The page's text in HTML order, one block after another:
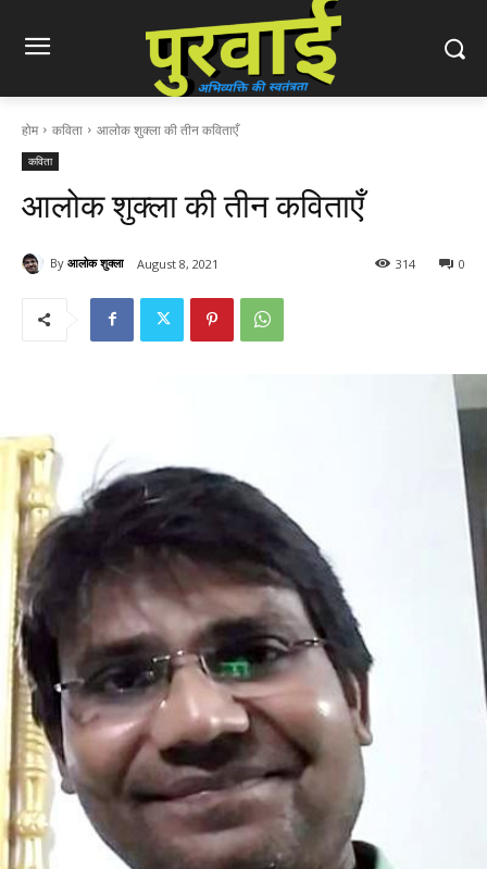
होम कविता आलोक शुक्ला की तीन कविताएँ
कविता
आलोक शुक्ला की तीन कविताएँ
By आलोक शुक्ला August 8, 2021 0
314